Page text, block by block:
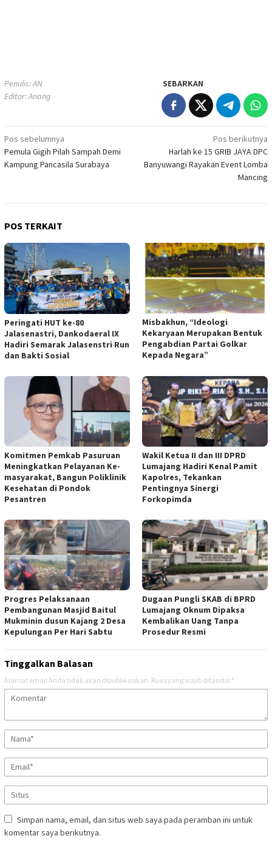
Penulis: AN
Editor: Anang
SEBARKAN
Navigasi
pos
Pos sebelumnya
Pemula Gigih Pilah Sampah Demi
Kampung Pancasila Surabaya
Pos berikutnya
Harlah ke 15 GRIB JAYA DPC
Banyuwangi Rayakan Event Lomba
Mancing
POS TERKAIT
Peringati HUT ke-80
Jalasenastri, Dankodaeral IX
Hadiri Semarak Jalasenstri Run
dan Bakti Sosial
Misbakhun, “Ideologi
Kekaryaan Merupakan Bentuk
Pengabdian Partai Golkar
Kepada Negara”
Komitmen Pemkab Pasuruan
Meningkatkan Pelayanan Ke-
masyarakat, Bangun Poliklinik
Kesehatan di Pondok
Pesantren
Wakil Ketua II dan III DPRD
Lumajang Hadiri Kenal Pamit
Kapolres, Tekankan
Pentingnya Sinergi
Forkopimda
Progres Pelaksanaan
Pembangunan Masjid Baitul
Mukminin dusun Kajang 2 Desa
Kepulungan Per Hari Sabtu
Dugaan Pungli SKAB di BPRD
Lumajang Oknum Dipaksa
Kembalikan Uang Tanpa
Prosedur Resmi
Tinggalkan Balasan
Alamat email Anda tidak akan dipublikasikan. Ruas yang wajib ditandai *
Simpan nama, email, dan situs web saya pada peramban ini untuk
komentar saya berikutnya.